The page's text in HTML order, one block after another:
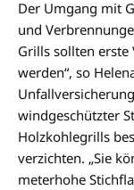
Der Umgang mit
und
Grills sollten
werden“, so
windgeschützter
Holzkohlegrills
verzichten. „Sie
meterhohe